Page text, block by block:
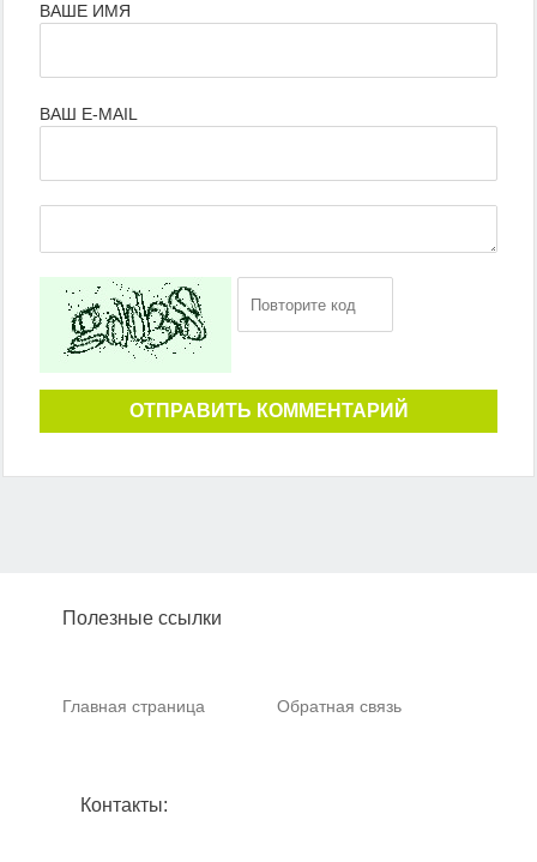
ВАШЕ ИМЯ
ВАШ E-MAIL
ОТПРАВИТЬ КОММЕНТАРИЙ
Полезные ссылки
Главная страница Обратная связь
Контакты: